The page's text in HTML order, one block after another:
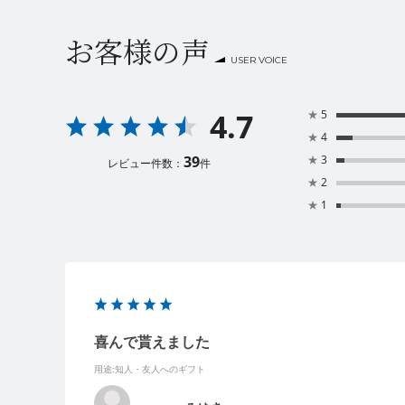
お客様の声 USER VOICE
4.7
レビュー件数： 39件
★ 5
★ 4
★ 3
★ 2
★ 1
喜んで貰えました
用途:知人・友人へのギフト